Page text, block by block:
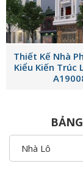
Thiết Kế Nhà
Kiểu Kiến Trúc